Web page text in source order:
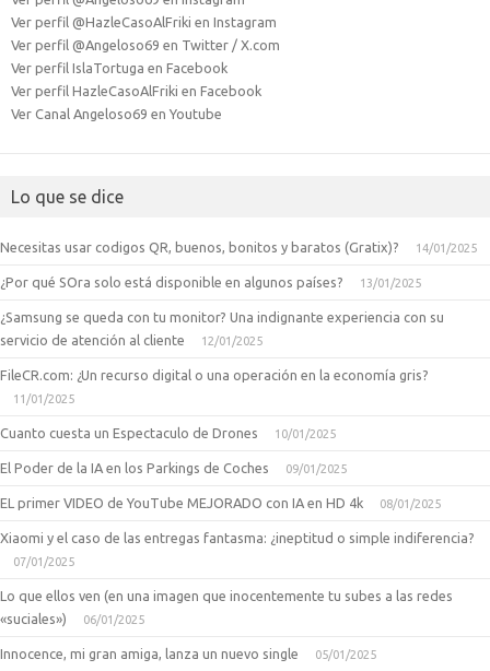
Ver perfil @HazleCasoAlFriki en Instagram
Ver perfil @Angeloso69 en Twitter / X.com
Ver perfil IslaTortuga en Facebook
Ver perfil HazleCasoAlFriki en Facebook
Ver Canal Angeloso69 en Youtube
Lo que se dice
Necesitas usar codigos QR, buenos, bonitos y baratos (Gratix)? 14/01/2025
¿Por qué SOra solo está disponible en algunos países? 13/01/2025
¿Samsung se queda con tu monitor? Una indignante experiencia con su
servicio de atención al cliente
12/01/2025
FileCR.com: ¿Un recurso digital o una operación en la economía gris?
11/01/2025
Cuanto cuesta un Espectaculo de Drones 10/01/2025
El Poder de la IA en los Parkings de Coches 09/01/2025
EL primer VIDEO de YouTube MEJORADO con IA en HD 4k 08/01/2025
Xiaomi y el caso de las entregas fantasma: ¿ineptitud o simple indiferencia?
07/01/2025
Lo que ellos ven (en una imagen que inocentemente tu subes a las redes
«suciales»)
06/01/2025
Innocence, mi gran amiga, lanza un nuevo single 05/01/2025